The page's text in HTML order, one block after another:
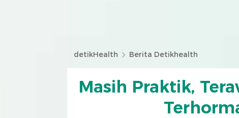
detikHealth Berita Detikhealth
Masih Praktik,